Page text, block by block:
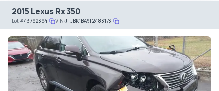
2015 Lexus Rx 350
Lot#43792394 VIN:JTJBK1BA9F2483173